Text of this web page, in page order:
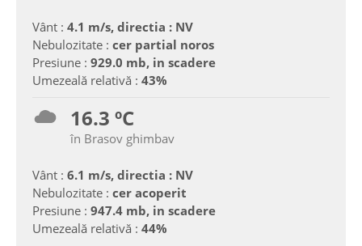
Vânt : 4.1 m/s, directia : NV
Nebulozitate : cer partial noros
Presiune : 929.0 mb, in scadere
Umezeală relativă : 43%
16.3 ºC
în Brasov ghimbav
Vânt : 6.1 m/s, directia : NV
Nebulozitate : cer acoperit
Presiune : 947.4 mb, in scadere
Umezeală relativă : 44%